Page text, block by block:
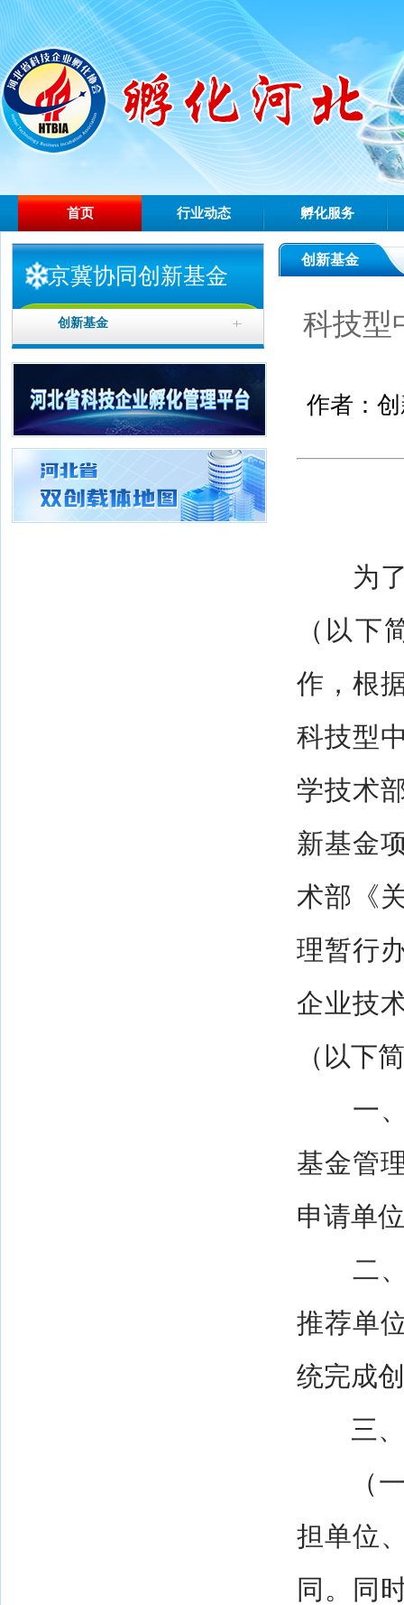
首页 行业动态 孵化服务
京冀协同创新基金
创新基金
创新基金
科技型
作者：
为了
（以下
作，根
科技型
学技术
新基金
术部《
理暂行
企业技
（以下
一、
基金管
申请单
二、
推荐单
统完成
三、
（一
担单位
同。同